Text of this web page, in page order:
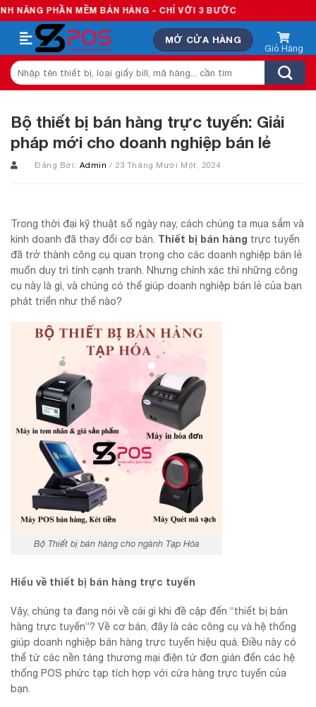
Skip
to
content
MỀM BÁN HÀNG - CHỈ VỚI 3 BƯỚC
MỞ CỬA HÀNG
Tìm
kiếm:
Bộ thiết bị bán hàng trực tuyến: Giải
pháp mới cho doanh nghiệp bán lẻ
Đăng Bởi: Admin/ 23 Tháng Mười Một, 2024
Trong thời đại kỹ thuật số ngày nay, cách chúng ta mua sắm và
kinh doanh đã thay đổi cơ bản. Thiết bị bán hàng trực tuyến
đã trở thành công cụ quan trọng cho các doanh nghiệp bán lẻ
muốn duy trì tính cạnh tranh. Nhưng chính xác thì những công
cụ này là gì, và chúng có thể giúp doanh nghiệp bán lẻ của bạn
phát triển như thế nào?
Bộ Thiết bị bán hàng cho ngành Tạp Hóa
Hiểu về thiết bị bán hàng trực tuyến
Vậy, chúng ta đang nói về cái gì khi đề cập đến “thiết bị bán
hàng trực tuyến”? Về cơ bản, đây là các công cụ và hệ thống
giúp doanh nghiệp bán hàng trực tuyến hiệu quả. Điều này có
thể từ các nền tảng thương mại điện tử đơn giản đến các hệ
thống POS phức tạp tích hợp với cửa hàng trực tuyến của
bạn.